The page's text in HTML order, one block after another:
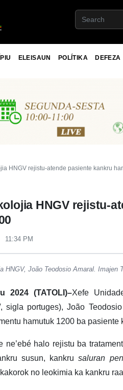
ELEISAUN POLÍTIKA DEFEZA
HNGV rejistu-atende pasiente kankru
HNGV rejistu-
11:34 PM
HNGV, João Teodosio Amaral. Imajen
2024 (TATOLI)–Xefe
sigla portuges), João
hamutuk 1200 ba pasiente
ne’ebé halo rejistu ba
susun, kankrusaluran
no leokimia ka kankru